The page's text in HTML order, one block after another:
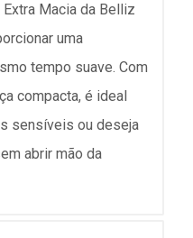
Macia da Belliz
uma
tempo suave. Com
compacta, é ideal
sensíveis ou deseja
abrir mão da